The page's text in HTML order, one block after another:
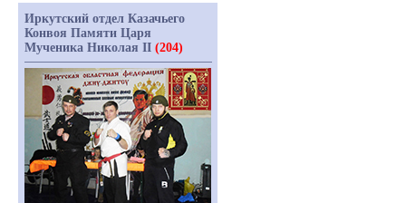
Иркутский отдел Казачьего
Конвоя Памяти Царя
Мученика Николая II (204)